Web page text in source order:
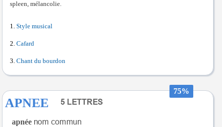
spleen, mélancolie.
Style musical
Cafard
Chant du bourdon
75%
APNEE
apnée